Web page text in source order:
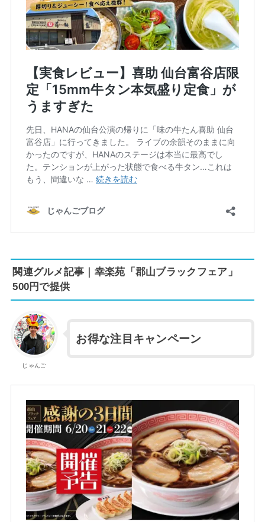
関連グルメ記事｜幸楽苑「郡山ブラックフェア」
500円で提供
じゃんご
お得な注目キャンペーン